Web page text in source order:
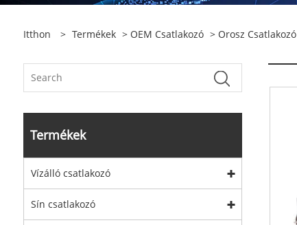
Itthon > Termékek > OEM Csatlakozó > Orosz Csatlakozó
Termékek
Vízálló csatlakozó
Sín csatlakozó